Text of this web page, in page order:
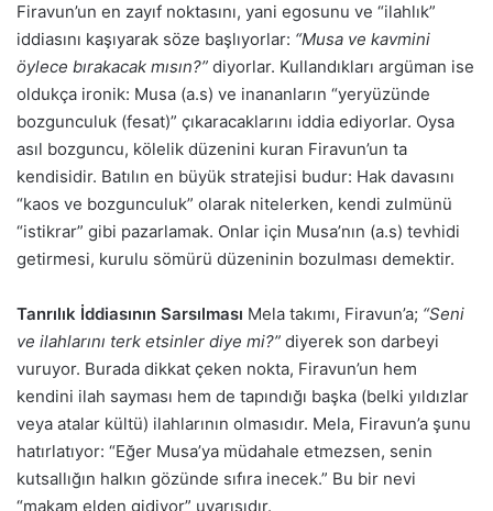
Firavun’un en zayıf noktasını, yani egosunu ve “ilahlık”
iddiasını kaşıyarak söze başlıyorlar: “Musa ve kavmini
öylece bırakacak mısın?” diyorlar. Kullandıkları argüman ise
oldukça ironik: Musa (a.s) ve inananların “yeryüzünde
bozgunculuk (fesat)” çıkaracaklarını iddia ediyorlar. Oysa
asıl bozguncu, kölelik düzenini kuran Firavun’un ta
kendisidir. Batılın en büyük stratejisi budur: Hak davasını
“kaos ve bozgunculuk” olarak nitelerken, kendi zulmünü
“istikrar” gibi pazarlamak. Onlar için Musa’nın (a.s) tevhidi
getirmesi, kurulu sömürü düzeninin bozulması demektir.
Tanrılık İddiasının Sarsılması Mela takımı, Firavun’a; “Seni
ve ilahlarını terk etsinler diye mi?” diyerek son darbeyi
vuruyor. Burada dikkat çeken nokta, Firavun’un hem
kendini ilah sayması hem de tapındığı başka (belki yıldızlar
veya atalar kültü) ilahlarının olmasıdır. Mela, Firavun’a şunu
hatırlatıyor: “Eğer Musa’ya müdahale etmezsen, senin
kutsallığın halkın gözünde sıfıra inecek.” Bu bir nevi
“makam elden gidiyor” uyarısıdır.